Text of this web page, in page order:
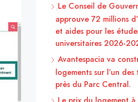
Le Conseil de
approuve 72 millions
et aides pour les
universitaires 2026-
Avantespacia va
logements sur l’un
près du Parc Central.